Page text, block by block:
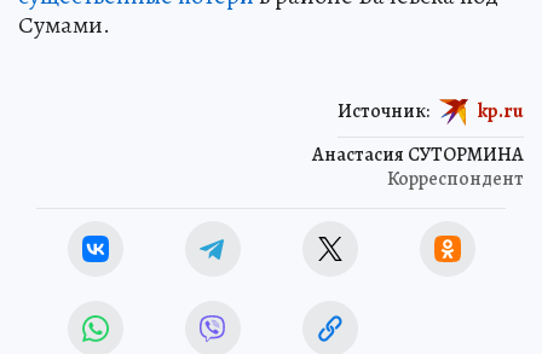
Сумами.
Анастасия СУТОРМИНА
Корреспондент
Источник: kp.ru